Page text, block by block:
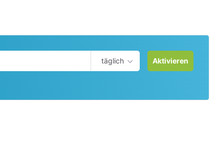
täglich Aktivieren